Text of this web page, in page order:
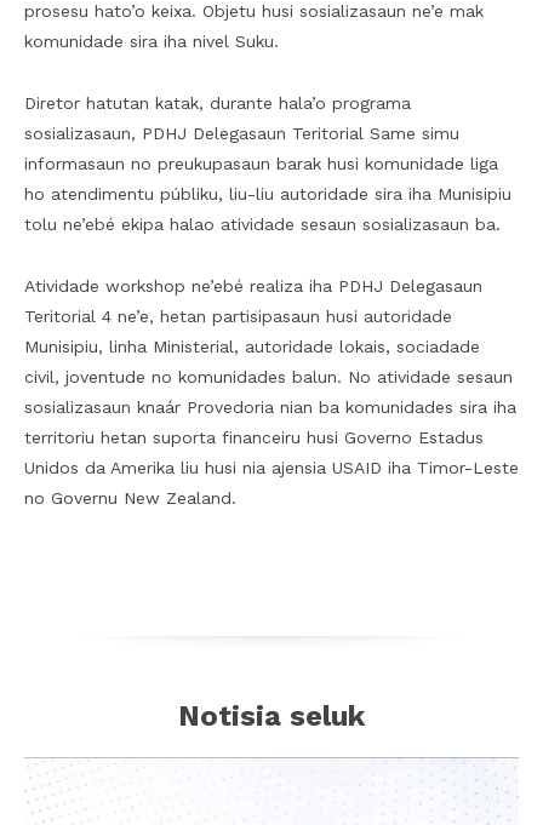
prosesu hato’o keixa. Objetu husi sosializasaun ne’e mak
komunidade sira iha nivel Suku.
Diretor hatutan katak, durante hala’o programa
sosializasaun, PDHJ Delegasaun Teritorial Same simu
informasaun no preukupasaun barak husi komunidade liga
ho atendimentu públiku, liu-liu autoridade sira iha Munisipiu
tolu ne’ebé ekipa halao atividade sesaun sosializasaun ba.
Atividade workshop ne’ebé realiza iha PDHJ Delegasaun
Teritorial 4 ne’e, hetan partisipasaun husi autoridade
Munisipiu, linha Ministerial, autoridade lokais, sociadade
civil, joventude no komunidades balun. No atividade sesaun
sosializasaun knaár Provedoria nian ba komunidades sira iha
territoriu hetan suporta financeiru husi Governo Estadus
Unidos da Amerika liu husi nia ajensia USAID iha Timor-Leste
no Governu New Zealand.
Notisia seluk